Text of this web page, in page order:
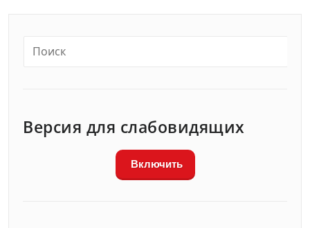
Версия для слабовидящих
Включить